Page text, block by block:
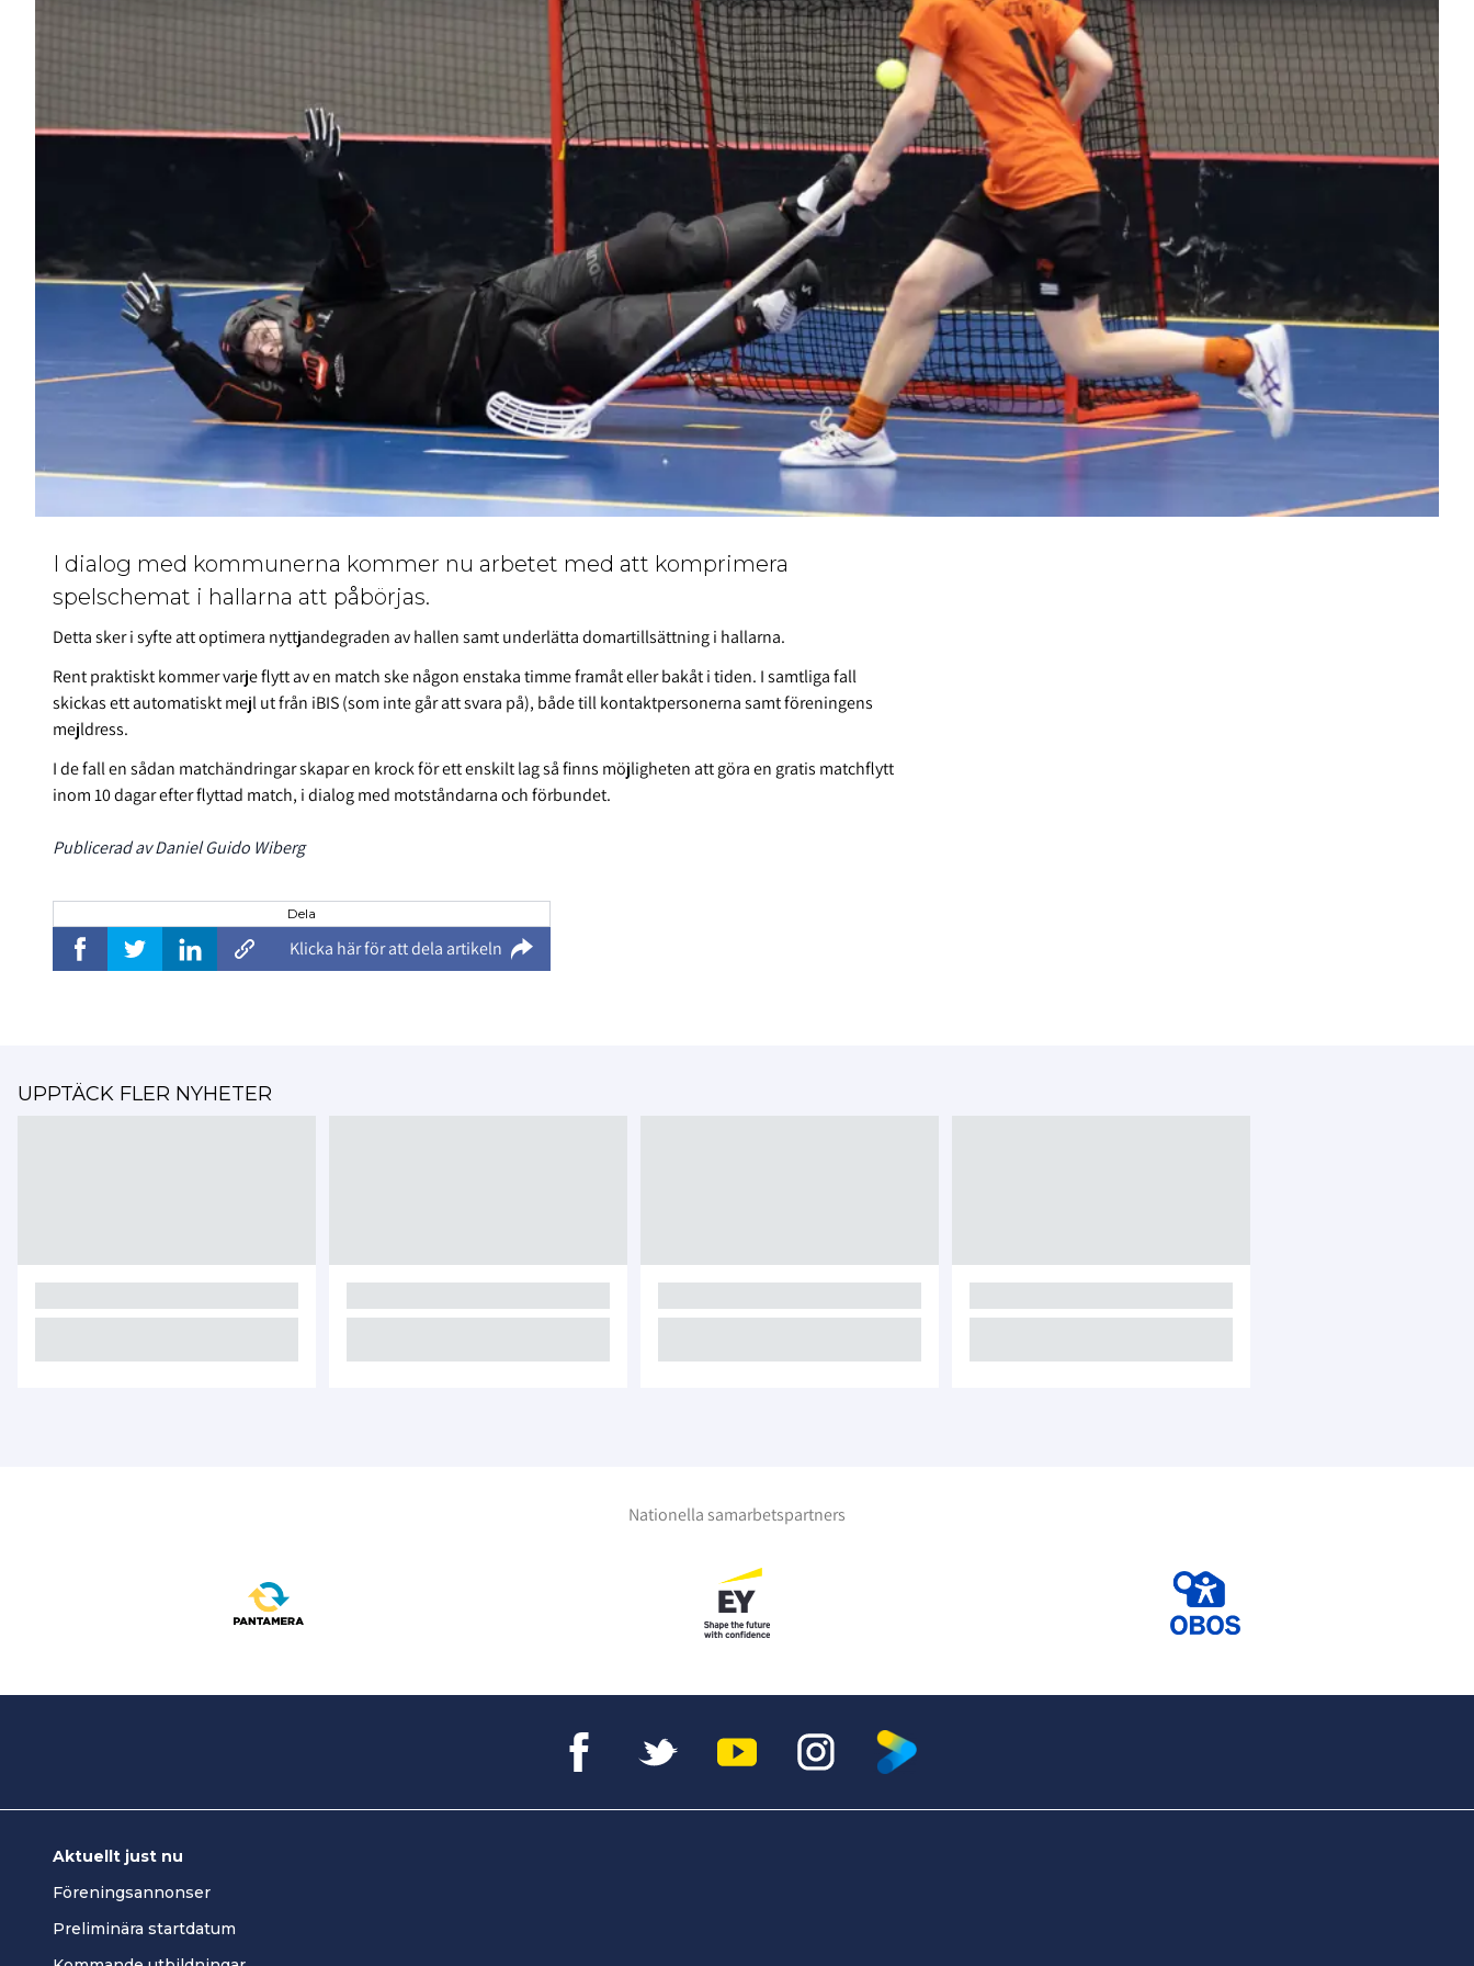
I dialog med kommunerna kommer nu arbetet med att komprimera
spelschemat i hallarna att påbörjas.
Detta sker i syfte att optimera nyttjandegraden av hallen samt underlätta domartillsättning i hallarna.
Rent praktiskt kommer varje flytt av en match ske någon enstaka timme framåt eller bakåt i tiden. I samtliga fall
skickas ett automatiskt mejl ut från iBIS (som inte går att svara på), både till kontaktpersonerna samt föreningens
mejldress.
I de fall en sådan matchändringar skapar en krock för ett enskilt lag så finns möjligheten att göra en gratis matchflytt
inom 10 dagar efter flyttad match, i dialog med motståndarna och förbundet.
Publicerad av Daniel Guido Wiberg
Dela
Klicka här för att dela artikeln
UPPTÄCK FLER NYHETER
Nationella samarbetspartners
Aktuellt just nu
Föreningsannonser
Preliminära startdatum